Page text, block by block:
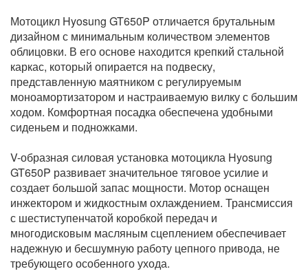
Мотоцикл Hyosung GT650P отличается брутальным
дизайном с минимaльным количеством элементов
облицовки. В его основе находится крепкий стальной
каркас, который опирается на подвеску,
представленную маятником с регулируемым
моноамортизатором и настраиваемую вилку с большим
ходом. Комфортная посадка обеспечена удобными
сиденьем и подножками.
V-образная силовая установка мотоцикла Hyosung
GT650P развивает значительное тяговое усилие и
создает большой запас мощности. Мотор оснащен
инжектором и жидкостным охлаждением. Трансмиссия
с шестиступенчатой коробкой передач и
многодисковым масляным сцеплением обеспечивает
надежную и бесшумную работу цепного привода, не
требующего особенного ухода.